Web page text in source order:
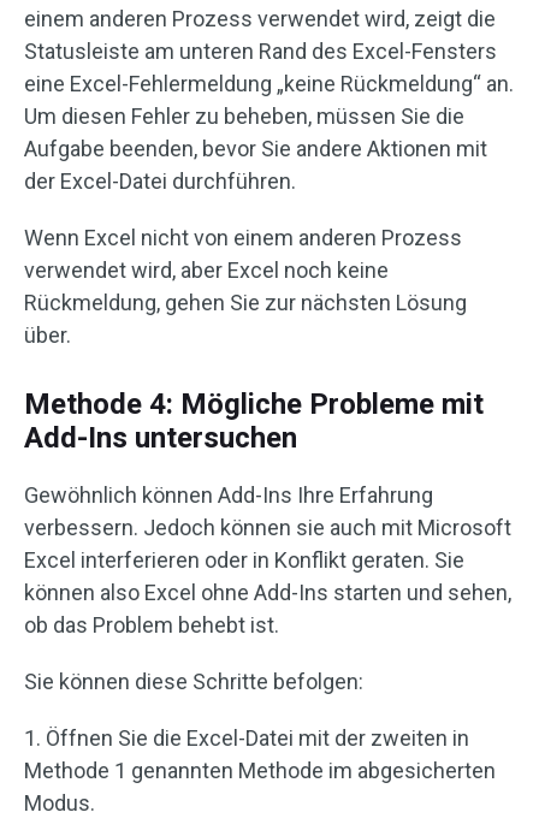
einem anderen Prozess verwendet wird, zeigt die
Statusleiste am unteren Rand des Excel-Fensters
eine Excel-Fehlermeldung „keine Rückmeldung“ an.
Um diesen Fehler zu beheben, müssen Sie die
Aufgabe beenden, bevor Sie andere Aktionen mit
der Excel-Datei durchführen.
Wenn Excel nicht von einem anderen Prozess
verwendet wird, aber Excel noch keine
Rückmeldung, gehen Sie zur nächsten Lösung
über.
Methode 4: Mögliche Probleme mit
Add-Ins untersuchen
Gewöhnlich können Add-Ins Ihre Erfahrung
verbessern. Jedoch können sie auch mit Microsoft
Excel interferieren oder in Konflikt geraten. Sie
können also Excel ohne Add-Ins starten und sehen,
ob das Problem behebt ist.
Sie können diese Schritte befolgen:
1. Öffnen Sie die Excel-Datei mit der zweiten in
Methode 1 genannten Methode im abgesicherten
Modus.